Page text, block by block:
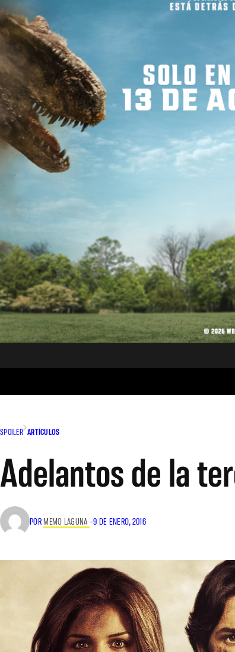
SPOILER ARTÍCULOS
Adelantos de la
POR MEMO LAGUNA –9 DE ENERO, 2016